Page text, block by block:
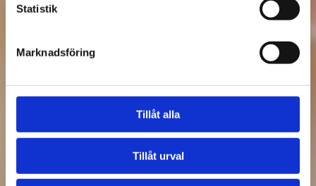
Statistik
Marknadsföring
Tillåt alla
Tillåt urval